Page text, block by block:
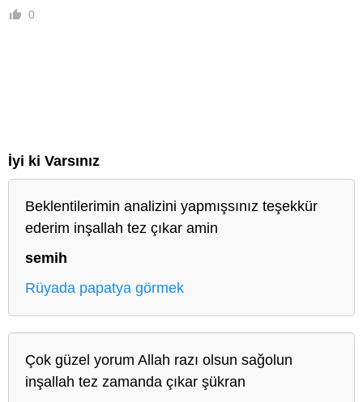
0
İyi ki Varsınız
Beklentilerimin analizini yapmışsınız teşekkür
ederim inşallah tez çıkar amin
semih
Rüyada papatya görmek
Çok güzel yorum Allah razı olsun sağolun
inşallah tez zamanda çıkar şükran